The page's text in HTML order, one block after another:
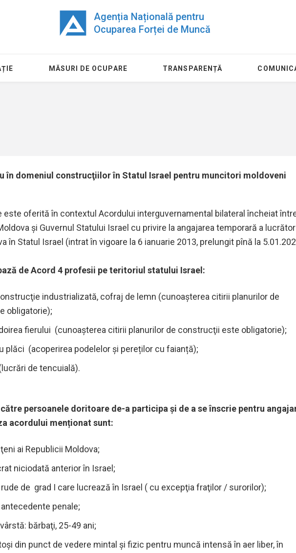
Agenția Națională pentru
Ocuparea Forței de Muncă
MĂSURI DE OCUPARE TRANSPARENȚĂ
în domeniul construcţiilor în Statul Israel pentru muncitori moldoveni
este oferită în contextul Acordului interguvernamental bilateral încheiat
şi Guvernul Statului Israel cu privire la angajarea temporară a
în Statul Israel (intrat în vigoare la 6 ianuarie 2013, prelungit pînă la
de Acord 4 profesii pe teritoriul statului Israel:
industrializată, cofraj de lemn (cunoaşterea citirii planurilor de
obligatorie);
fierului (cunoaşterea citirii planurilor de construcţii este obligatorie);
plăci (acoperirea podelelor și pereților cu faianță);
de tencuială).
persoanele doritoare de-a participa și de a se înscrie pentru
acordului menționat sunt:
ai Republicii Moldova;
niciodată anterior în Israel;
de grad I care lucrează în Israel ( cu excepţia fraţilor / surorilor);
penale;
bărbaţi, 25-49 ani;
din punct de vedere mintal și fizic pentru muncă intensă în aer liber, în
Piața muncii: Locuri
vacante la 24.07.2026
Agenția
Ocuparea
Muncă